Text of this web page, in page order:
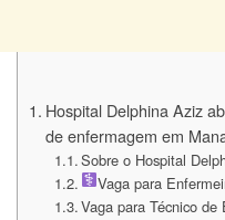
Hospital Delphina Aziz
de enfermagem em
Sobre o Hospital
Vaga para
Vaga para Técnico